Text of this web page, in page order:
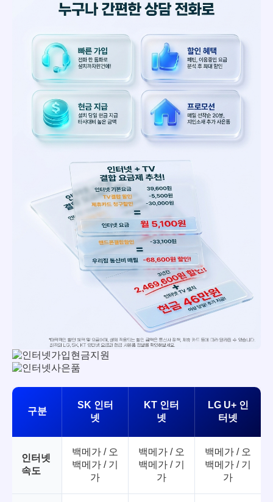
구분
SK 인터
넷
KT 인터
넷
LG U+ 인
터넷
인터넷
속도
백메가 / 오
백메가 / 기
가
백메가 / 오
백메가 / 기
가
백메가 / 오
백메가 / 기
가